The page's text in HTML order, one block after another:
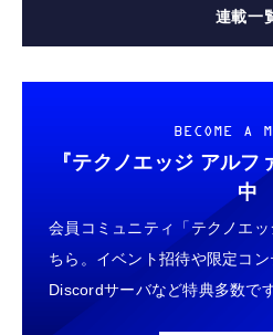
連載一
BECOME A
『テクノエッジ アルフ
中
会員コミュニティ「テクノエ
ちら。イベント招待や限定コ
Discordサーバなど特典多数で